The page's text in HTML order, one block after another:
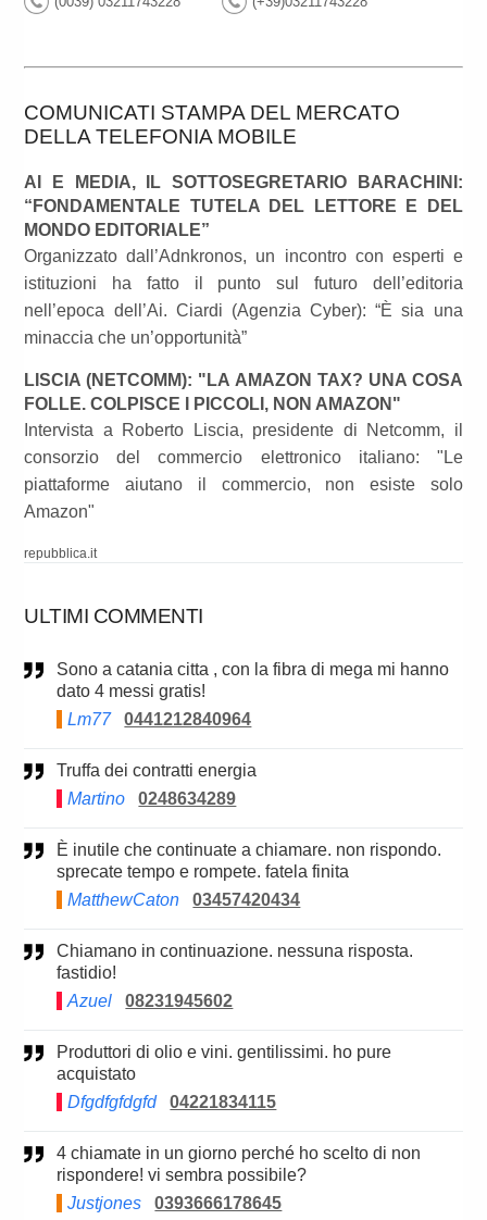
COMUNICATI STAMPA DEL MERCATO
DELLA TELEFONIA MOBILE
AI E MEDIA, IL SOTTOSEGRETARIO BARACHINI:
“FONDAMENTALE TUTELA DEL LETTORE E DEL
MONDO EDITORIALE”
Organizzato dall’Adnkronos, un incontro con esperti e
istituzioni ha fatto il punto sul futuro dell’editoria
nell’epoca dell’Ai. Ciardi (Agenzia Cyber): “È sia una
minaccia che un’opportunità”
LISCIA (NETCOMM): "LA AMAZON TAX? UNA COSA
FOLLE. COLPISCE I PICCOLI, NON AMAZON"
Intervista a Roberto Liscia, presidente di Netcomm, il
consorzio del commercio elettronico italiano: "Le
piattaforme aiutano il commercio, non esiste solo
Amazon"
repubblica.it
ULTIMI COMMENTI
Sono a catania citta , con la fibra di mega mi hanno
dato 4 messi gratis!
Lm77
0441212840964
Truffa dei contratti energia
Martino
0248634289
è inutile che continuate a chiamare. non rispondo.
sprecate tempo e rompete. fatela finita
MatthewCaton
03457420434
Chiamano in continuazione. nessuna risposta.
fastidio!
Azuel
08231945602
Produttori di olio e vini. gentilissimi. ho pure
acquistato
Dfgdfgfdgfd
04221834115
4 chiamate in un giorno perché ho scelto di non
rispondere! vi sembra possibile?
Justjones
0393666178645